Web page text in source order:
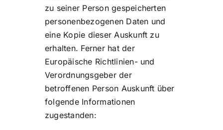
zu seiner Person gespeicherten
personenbezogenen Daten und
eine Kopie dieser Auskunft zu
erhalten. Ferner hat der
Europäische Richtlinien- und
Verordnungsgeber der
betroffenen Person Auskunft über
folgende Informationen
zugestanden: